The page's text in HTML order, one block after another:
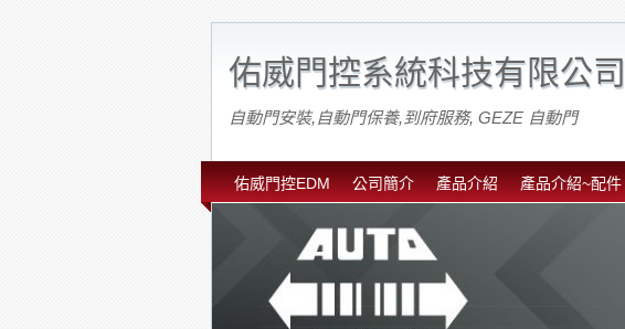
佑威門控系統科技有限公司
自動門安裝,自動門保養,到府服務, GEZE 自動門
佑威門控EDM 公司簡介 產品介紹 產品介紹~配件